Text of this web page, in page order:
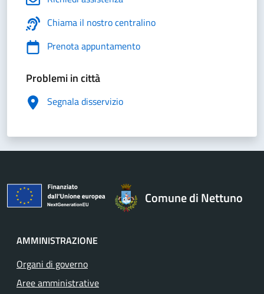
Chiama il nostro centralino
Prenota appuntamento
Problemi in città
Segnala disservizio
Comune di Nettuno
AMMINISTRAZIONE
Organi di governo
Aree amministrative